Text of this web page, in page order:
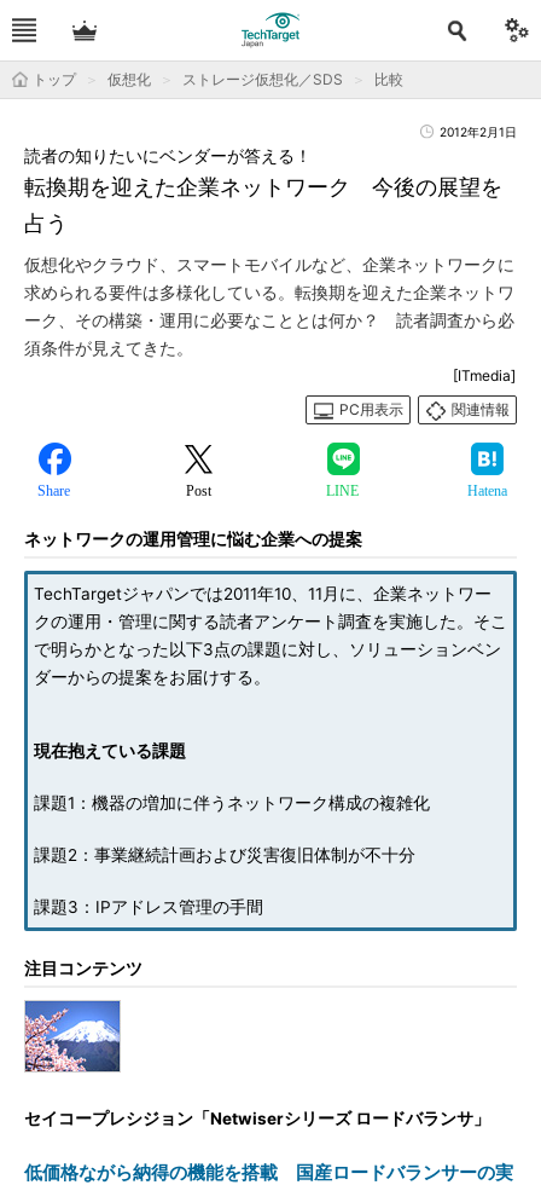
トップ 仮想化 ストレージ仮想化／SDS 比較
2012年2月1日
転換期を迎えた企業ネットワーク 今後の展望を
占う
読者の知りたいにベンダーが答える！
仮想化やクラウド、スマートモバイルなど、企業ネットワークに
求められる要件は多様化している。転換期を迎えた企業ネットワ
ーク、その構築・運用に必要なこととは何か？ 読者調査から必
須条件が見えてきた。
[ITmedia]
PC用表示
関連情報
Share Post LINE Hatena
ネットワークの運用管理に悩む企業への提案
TechTargetジャパンでは2011年10、11月に、企業ネットワー
クの運用・管理に関する読者アンケート調査を実施した。そこ
で明らかとなった以下3点の課題に対し、ソリューションベン
ダーからの提案をお届けする。
現在抱えている課題
課題1：機器の増加に伴うネットワーク構成の複雑化
課題2：事業継続計画および災害復旧体制が不十分
課題3：IPアドレス管理の手間
注目コンテンツ
セイコープレシジョン「Netwiserシリーズ ロードバランサ」
低価格ながら納得の機能を搭載 国産ロードバランサーの実